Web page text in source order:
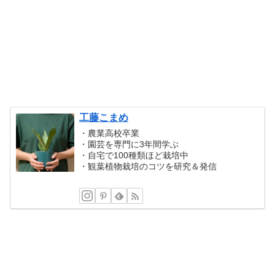
工藤こまめ
・農業高校卒業
・園芸を専門に3年間学ぶ
・自宅で100種類ほど栽培中
・観葉植物栽培のコツを研究＆発信